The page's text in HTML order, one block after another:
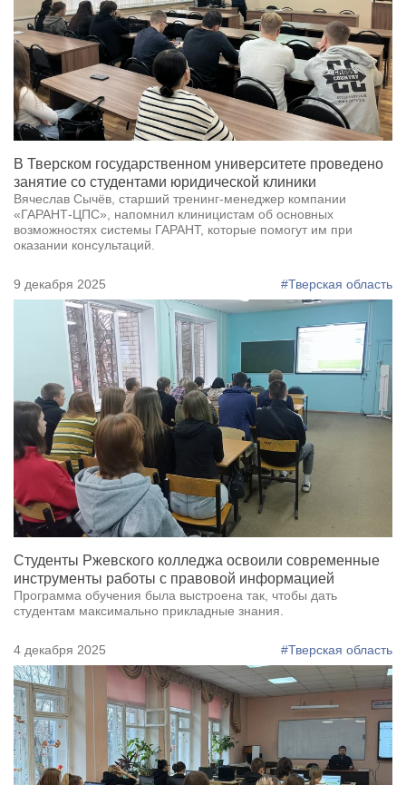
В Тверском государственном университете проведено
занятие со студентами юридической клиники
Вячеслав Сычёв, старший тренинг-менеджер компании
«ГАРАНТ-ЦПС», напомнил клиницистам об основных
возможностях системы ГАРАНТ, которые помогут им при
оказании консультаций.
9 декабря 2025 #Тверская область
Студенты Ржевского колледжа освоили современные
инструменты работы с правовой информацией
Программа обучения была выстроена так, чтобы дать
студентам максимально прикладные знания.
4 декабря 2025 #Тверская область